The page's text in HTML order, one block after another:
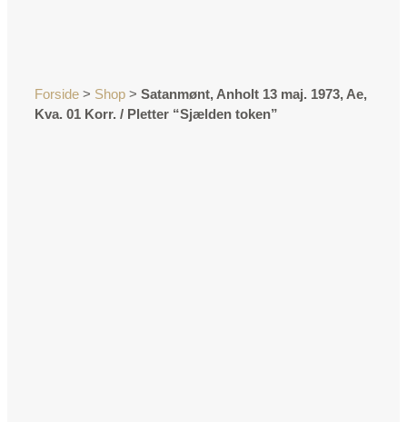
Forside > Shop > Satanmønt, Anholt 13 maj. 1973, Ae,
Kva. 01 Korr. / Pletter “Sjælden token”